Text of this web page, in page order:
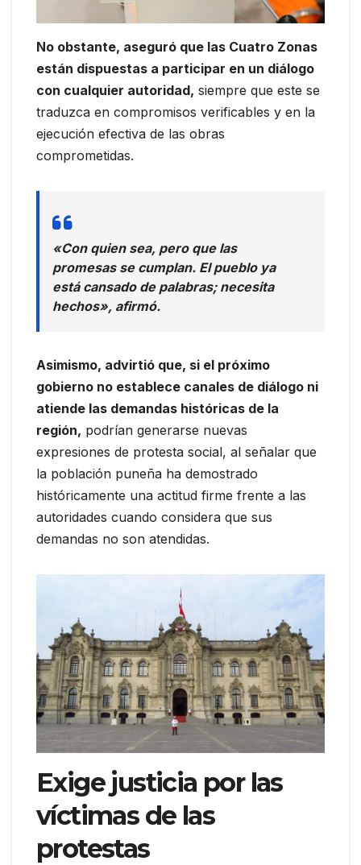
No obstante, aseguró que las Cuatro Zonas
están dispuestas a participar en un diálogo
con cualquier autoridad, siempre que este se
traduzca en compromisos verificables y en la
ejecución efectiva de las obras
comprometidas.
«Con quien sea, pero que las
promesas se cumplan. El pueblo ya
está cansado de palabras; necesita
hechos», afirmó.
Asimismo, advirtió que, si el próximo
gobierno no establece canales de diálogo ni
atiende las demandas históricas de la
región, podrían generarse nuevas
expresiones de protesta social, al señalar que
la población puneña ha demostrado
históricamente una actitud firme frente a las
autoridades cuando considera que sus
demandas no son atendidas.
Exige justicia por las
víctimas de las
protestas